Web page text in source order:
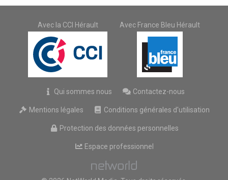
Avec la CCI Hérault Avec France Bleu Hérault
Qui sommes nous Contactez-nous
Mentions légales Conditions générales d'utilisation
Protection des données personnelles
Espace professionnel